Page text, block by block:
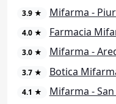
3.9 ★ Mifarma -
4.0 ★ Farmacia
3.0 ★ Mifarma -
3.7 ★ Botica
4.1 ★ Mifarma -